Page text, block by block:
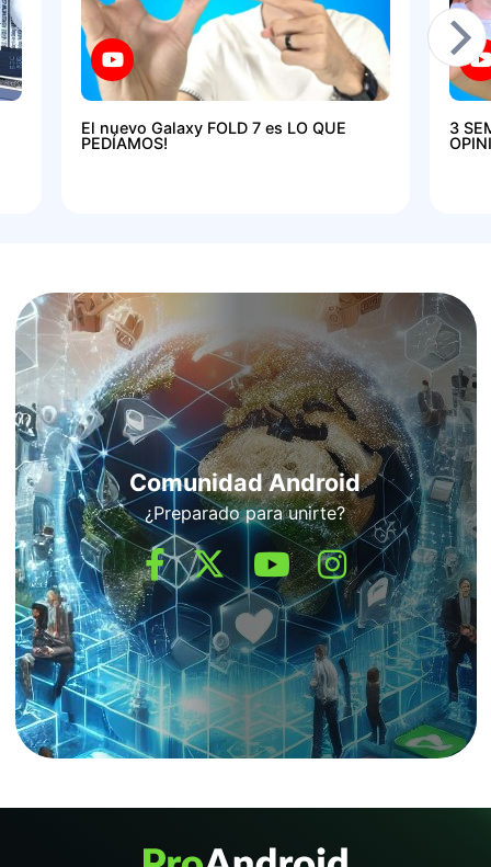
El nuevo Galaxy FOLD 7 es LO QUE
PEDÍAMOS!
3
Comunidad Android
¿Preparado para unirte?